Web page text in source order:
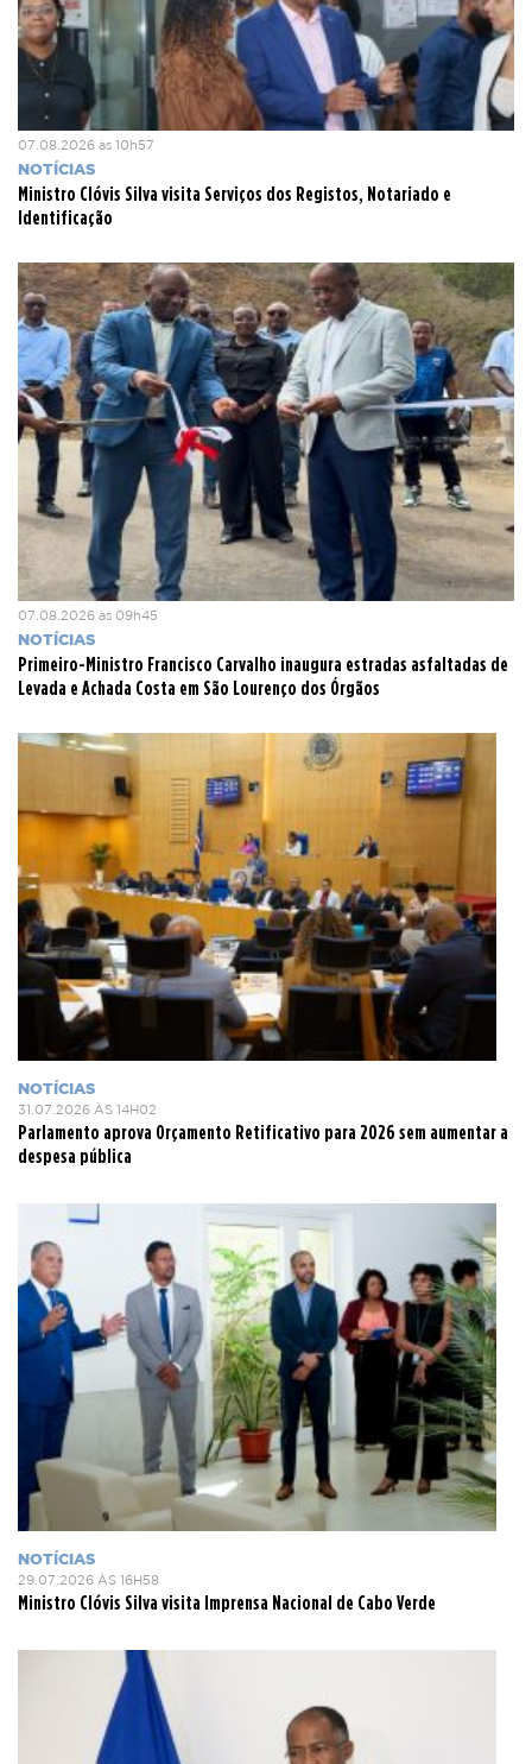
07.08.2026 às 10h57
NOTÍCIAS
Ministro Clóvis Silva visita Serviços dos Registos, Notariado e
Identificação
07.08.2026 às 09h45
NOTÍCIAS
Primeiro-Ministro Francisco Carvalho inaugura estradas asfaltadas de
Levada e Achada Costa em São Lourenço dos Órgãos
NOTÍCIAS
31.07.2026 ÀS 14H02
Parlamento aprova Orçamento Retificativo para 2026 sem aumentar a
despesa pública
NOTÍCIAS
29.07.2026 ÀS 16H58
Ministro Clóvis Silva visita Imprensa Nacional de Cabo Verde